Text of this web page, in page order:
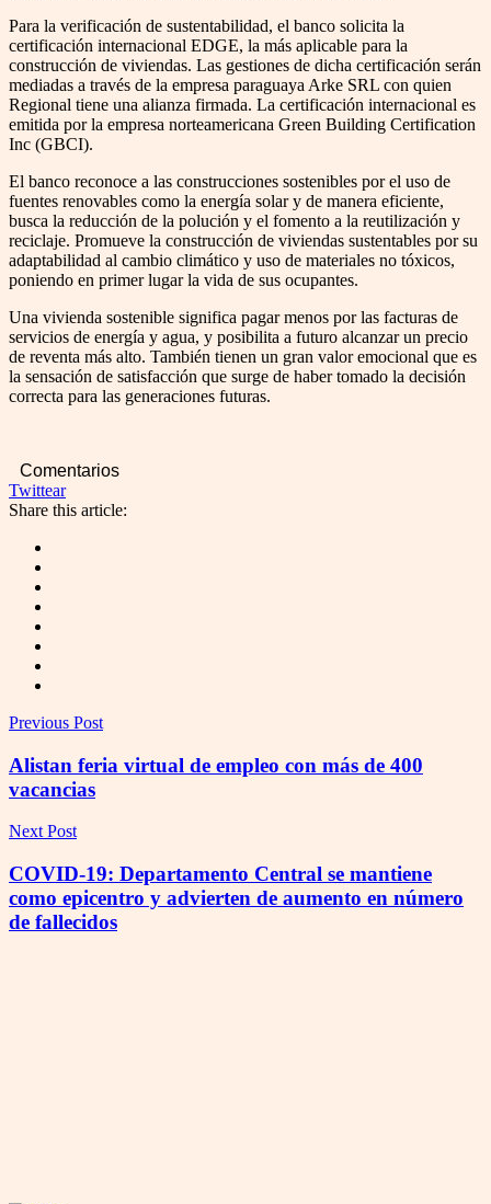
Para la verificación de sustentabilidad, el banco solicita la
certificación internacional EDGE, la más aplicable para la
construcción de viviendas. Las gestiones de dicha certificación serán
mediadas a través de la empresa paraguaya Arke SRL con quien
Regional tiene una alianza firmada. La certificación internacional es
emitida por la empresa norteamericana Green Building Certification
Inc (GBCI).
El banco reconoce a las construcciones sostenibles por el uso de
fuentes renovables como la energía solar y de manera eficiente,
busca la reducción de la polución y el fomento a la reutilización y
reciclaje. Promueve la construcción de viviendas sustentables por su
adaptabilidad al cambio climático y uso de materiales no tóxicos,
poniendo en primer lugar la vida de sus ocupantes.
Una vivienda sostenible significa pagar menos por las facturas de
servicios de energía y agua, y posibilita a futuro alcanzar un precio
de reventa más alto. También tienen un gran valor emocional que es
la sensación de satisfacción que surge de haber tomado la decisión
correcta para las generaciones futuras.
Comentarios
Twittear
Share this article:
Previous Post
Alistan feria virtual de empleo con más de 400
vacancias
Next Post
COVID-19: Departamento Central se mantiene
como epicentro y advierten de aumento en número
de fallecidos